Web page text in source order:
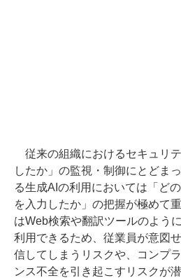
従来の組織におけるセキュリ
したか」の監視・制御にとどま
る生成AIの利用においては「ど
を入力したか」の把握が極めて
はWeb検索や翻訳ツールのよう
利用できるため、従業員が意図
信してしまうリスクや、コンプ
ンス不全を引き起こすリスクが